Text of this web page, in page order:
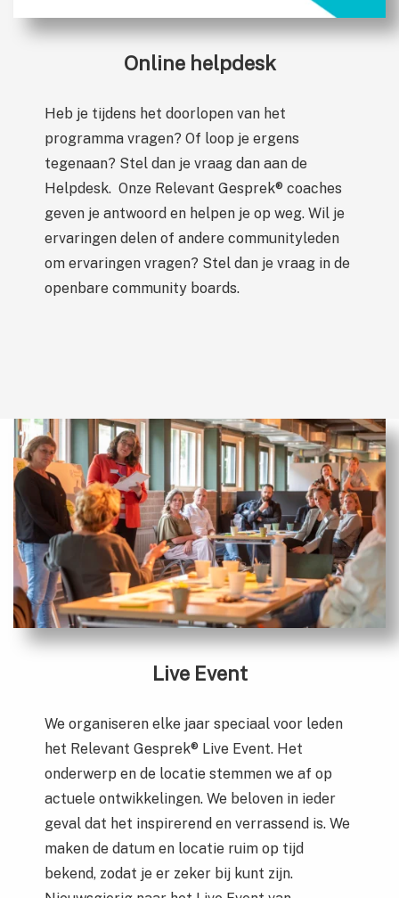
Online helpdesk
Heb je tijdens het doorlopen van het
programma vragen? Of loop je ergens
tegenaan? Stel dan je vraag dan aan de
Helpdesk. Onze Relevant Gesprek® coaches
geven je antwoord en helpen je op weg. Wil je
ervaringen delen of andere communityleden
om ervaringen vragen? Stel dan je vraag in de
openbare community boards.
Live Event
We organiseren elke jaar speciaal voor leden
het Relevant Gesprek® Live Event. Het
onderwerp en de locatie stemmen we af op
actuele ontwikkelingen. We beloven in ieder
geval dat het inspirerend en verrassend is. We
maken de datum en locatie ruim op tijd
bekend, zodat je er zeker bij kunt zijn.